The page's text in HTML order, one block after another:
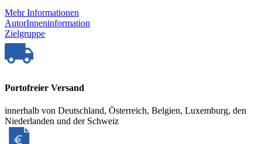
Mehr Informationen
AutorInneninformation
Zielgruppe
Portofreier Versand
innerhalb von Deutschland, Österreich, Belgien, Luxemburg, den
Niederlanden und der Schweiz